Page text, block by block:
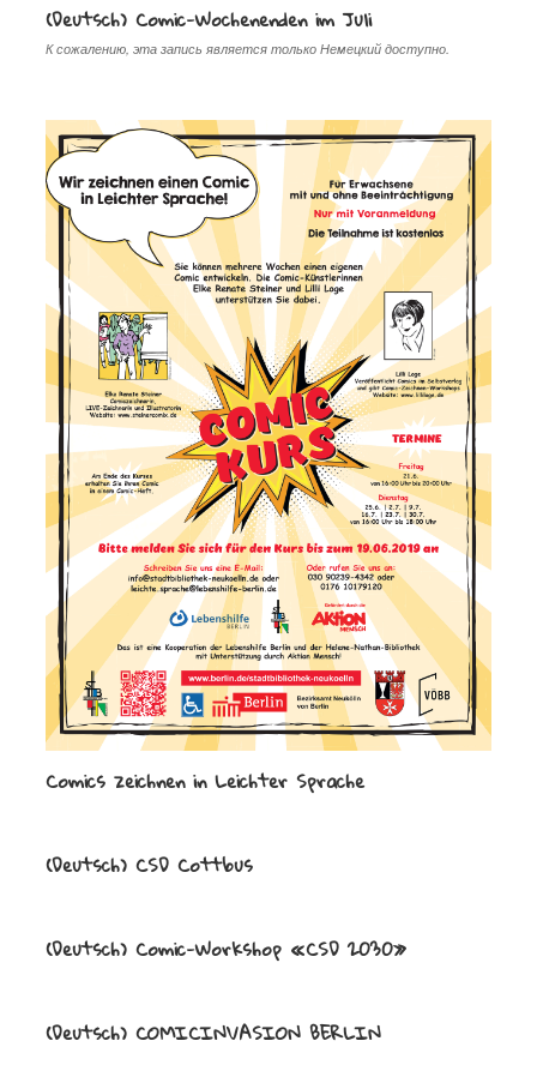
(Deutsch) Comic-Wochenenden im Juli
К сожалению, эта запись является только Немецкий доступно.
Comics zeichnen in Leichter Sprache
(Deutsch) CSD Cottbus
(Deutsch) Comic-Workshop «CSD 2030»
(Deutsch) COMICINVASION BERLIN